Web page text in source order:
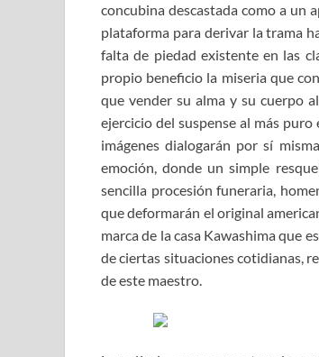
concubina descastada como a un
plataforma para derivar la trama
falta de piedad existente en las
propio beneficio la miseria que
que vender su alma y su cuerpo
ejercicio del suspense al más
imágenes dialogarán por sí
emoción, donde un simple
sencilla procesión funeraria,
que deformarán el original
marca de la casa Kawashima que
de ciertas situaciones cotidianas,
de este maestro.